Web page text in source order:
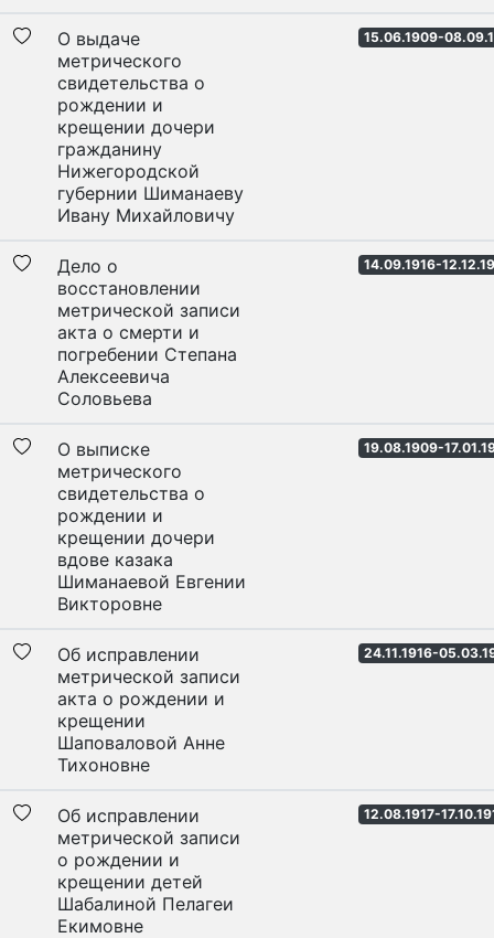
О выдаче
метрического
свидетельства о
рождении и
крещении дочери
гражданину
Нижегородской
губернии Шиманаеву
Ивану Михайловичу
15.06.1909-
Дело о
восстановлении
метрической записи
акта о смерти и
погребении Степана
Алексеевича
Соловьева
14.09.1916-
О выписке
метрического
свидетельства о
рождении и
крещении дочери
вдове казака
Шиманаевой Евгении
Викторовне
19.08.1909-
Об исправлении
метрической записи
акта о рождении и
крещении
Шаповаловой Анне
Тихоновне
24.11.1916-
Об исправлении
метрической записи
о рождении и
крещении детей
Шабалиной Пелагеи
Екимовне
12.08.1917-